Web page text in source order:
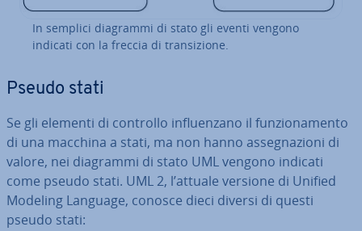
In semplici diagrammi di stato gli eventi vengono
indicati con la freccia di tran­si­zio­ne.
Pseudo stati
Se gli elementi di controllo in­fluen­za­no il fun­zio­na­men­to
di una macchina a stati, ma non hanno as­se­gna­zio­ni di
valore, nei diagrammi di stato UML vengono indicati
come pseudo stati. UML 2, l’attuale versione di Unified
Modeling Language, conosce dieci diversi di questi
pseudo stati: